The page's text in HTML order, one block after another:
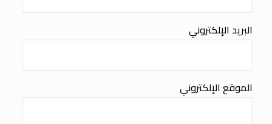
البريد الإلكتروني
الموقع الإلكتروني